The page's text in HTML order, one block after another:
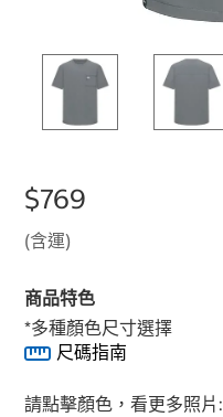
$769
(含運)
商品特色
*多種顏色尺寸選擇
尺碼指南
Select product
請點擊顏色，看更多照片: